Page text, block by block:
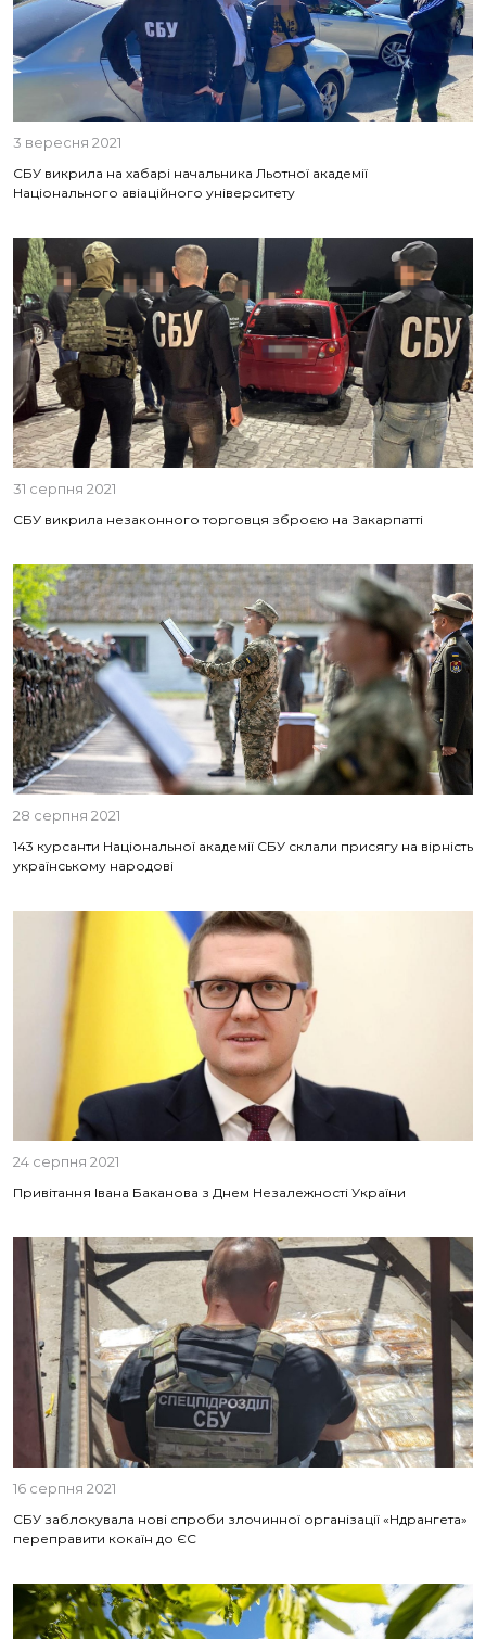
3 вересня 2021
СБУ викрила на хабарі начальника Льотної академії
Національного авіаційного університету
31 серпня 2021
СБУ викрила незаконного торговця зброєю на Закарпатті
28 серпня 2021
143 курсанти Національної академії СБУ склали присягу на вірність
українському народові
24 серпня 2021
Привітання Івана Баканова з Днем Незалежності України
16 серпня 2021
СБУ заблокувала нові спроби злочинної організації «Ндрангета»
переправити кокаїн до ЄС